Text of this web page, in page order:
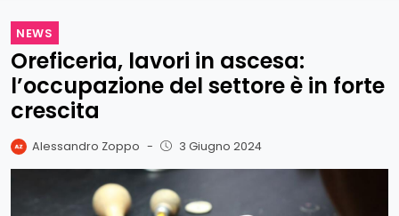
NEWS
Oreficeria, lavori in ascesa:
l’occupazione del settore è in forte
crescita
Alessandro Zoppo - 3 Giugno 2024